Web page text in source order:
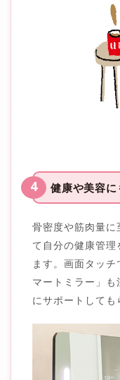
4 健康や美容
骨密度や筋肉量に
て自分の健康管
ます。画面タッ
マートミラー」
にサポートしても